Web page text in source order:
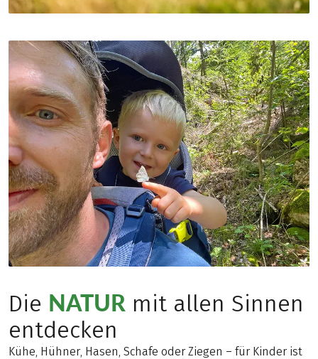
Die NATUR mit allen Sinnen
entdecken
Kühe, Hühner, Hasen, Schafe oder Ziegen – für Kinder ist